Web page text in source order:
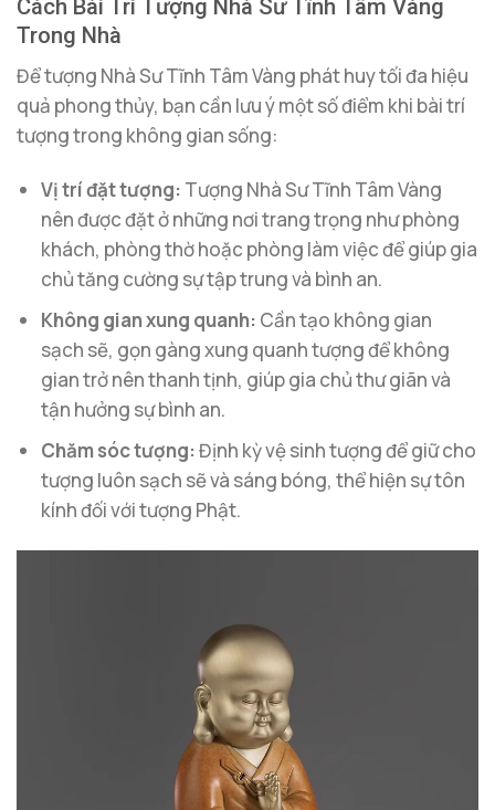
Cách Bài Trí Tượng Nhà Sư Tĩnh Tâm Vàng
Trong Nhà
Để tượng Nhà Sư Tĩnh Tâm Vàng phát huy tối đa hiệu
quả phong thủy, bạn cần lưu ý một số điểm khi bài trí
tượng trong không gian sống:
Vị trí đặt tượng: Tượng Nhà Sư Tĩnh Tâm Vàng
nên được đặt ở những nơi trang trọng như phòng
khách, phòng thờ hoặc phòng làm việc để giúp gia
chủ tăng cường sự tập trung và bình an.
Không gian xung quanh: Cần tạo không gian
sạch sẽ, gọn gàng xung quanh tượng để không
gian trở nên thanh tịnh, giúp gia chủ thư giãn và
tận hưởng sự bình an.
Chăm sóc tượng:Định kỳ vệ sinh tượng để giữ cho
tượng luôn sạch sẽ và sáng bóng, thể hiện sự tôn
kính đối với tượng Phật.